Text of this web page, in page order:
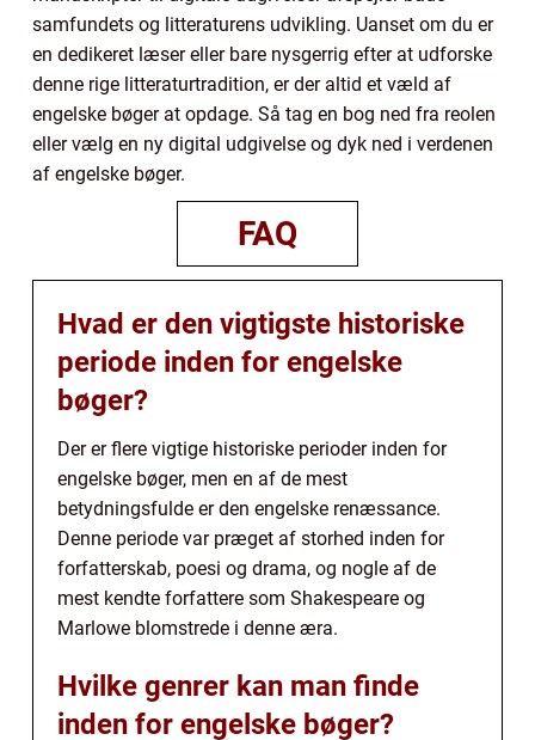
samfundets og litteraturens udvikling. Uanset om du er
en dedikeret læser eller bare nysgerrig efter at udforske
denne rige litteraturtradition, er der altid et væld af
engelske bøger at opdage. Så tag en bog ned fra reolen
eller vælg en ny digital udgivelse og dyk ned i verdenen
af engelske bøger.
FAQ
Hvad er den vigtigste historiske
periode inden for engelske
bøger?
Der er flere vigtige historiske perioder inden for
engelske bøger, men en af de mest
betydningsfulde er den engelske renæssance.
Denne periode var præget af storhed inden for
forfatterskab, poesi og drama, og nogle af de
mest kendte forfattere som Shakespeare og
Marlowe blomstrede i denne æra.
Hvilke genrer kan man finde
inden for engelske bøger?